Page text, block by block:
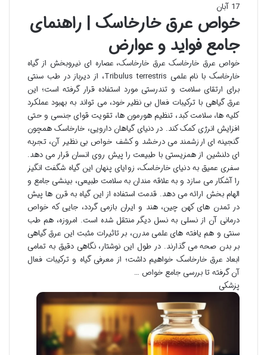
17 آبان
خواص عرق خارخاسک | راهنمای
جامع فواید و عوارض
خواص عرق خارخاسک عرق خارخاسک، عصاره ای نیروبخش از گیاه
خارخاسک با نام علمی Tribulus terrestris، از دیرباز در طب سنتی
برای ارتقای سلامت و تندرستی مورد استفاده قرار گرفته است؛ این
عرق گیاهی با ترکیبات فعال بی نظیر خود، می تواند به بهبود عملکرد
کلیه ها، سلامت کبد، تنظیم هورمون ها، تقویت قوای جنسی و حتی
افزایش انرژی کمک کند. در دنیای گیاهان دارویی، خارخاسک همچون
گنجینه ای ارزشمند می درخشد و کشف خواص بی نظیر آن، تجربه
ای دلنشین از همزیستی با طبیعت را پیش روی انسان قرار می دهد.
سفری عمیق به دنیای خارخاسک، زوایای پنهان این گیاه شگفت انگیز
را آشکار می سازد و به علاقه مندان به سلامت طبیعی، بینشی جامع و
الهام بخش ارائه می دهد. قدمت استفاده از این گیاه به قرن ها پیش
در تمدن های کهن چین، هند و ایران بازمی گردد، جایی که خواص
درمانی آن از نسلی به نسل دیگر منتقل شده است. امروزه، هم طب
سنتی و هم یافته های علمی مدرن، بر تاثیرات مثبت این عرق گیاهی
بر بدن صحه می گذارند. در طول این نوشتار، نگاهی دقیق به تمامی
ابعاد عرق خارخاسک خواهیم داشت؛ از معرفی گیاه و ترکیبات فعال
آن گرفته تا بررسی جامع خواص …
پزشکی